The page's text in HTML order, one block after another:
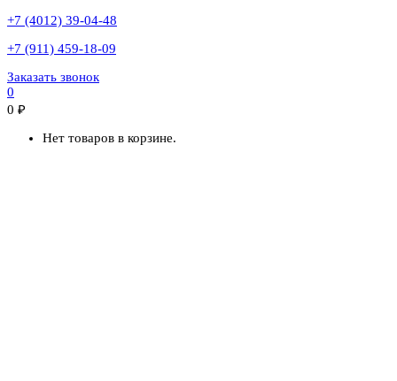
+7 (4012) 39-04-48
+7 (911) 459-18-09
Заказать звонок
0
0 ₽
Нет товаров в корзине.